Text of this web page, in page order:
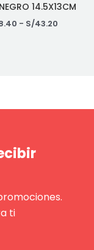
14.5X13CM
- S/43.20
ti